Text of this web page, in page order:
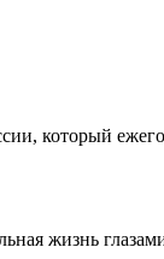
который
жизнь